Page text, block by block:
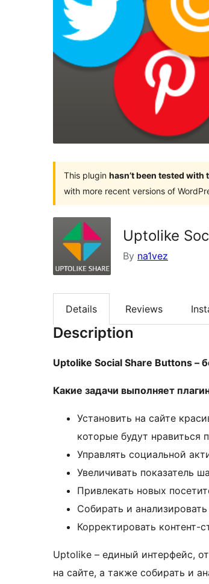
This plugin hasn’t been tested
with more recent versions of
Uptolike
By na1vez
Details Reviews
Description
Uptolike Social Share Buttons –
Какие задачи выполняет
Установить на сайте
которые будут нравиться
Управлять социальной
Увеличивать показатель
Привлекать новых
Собирать и
Корректировать контент-
Uptolike – единый интерфейс,
на сайте, а также собирать и